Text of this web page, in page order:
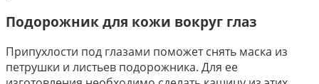
Подорожник для кожи вокруг глаз
Припухлости под глазами поможет снять маска из
петрушки и листьев подорожника. Для ее